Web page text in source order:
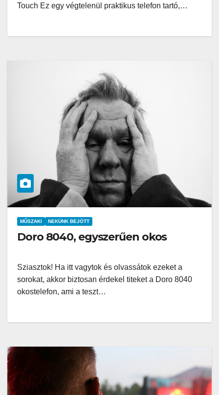
Touch Ez egy végtelenül praktikus telefon tartó,…
MŰSZAKI NEKÜNK BEJÖTT
Doro 8040, egyszerűen okos
Sziasztok! Ha itt vagytok és olvassátok ezeket a
sorokat, akkor biztosan érdekel titeket a Doro 8040
okostelefon, ami a teszt…